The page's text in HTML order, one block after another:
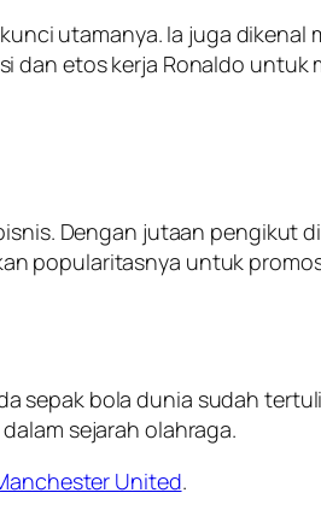
utamanya. Ia juga dikenal
dan etos kerja Ronaldo untuk
Dengan jutaan pengikut
popularitasnya untuk
sepak bola dunia sudah
sejarah olahraga.
United.